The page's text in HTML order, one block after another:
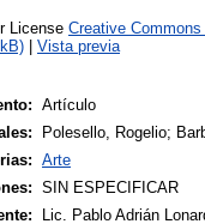
License Creative
Vista previa
Artículo
Polesello, Rogelio;
Arte
SIN ESPECIFICAR
Lic. Pablo Adrián